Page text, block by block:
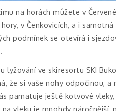
na horách můžete v
v Čenkovicích, a i
podmínek se otevírá i
lyžování ve skiresortu SKI
že si vaše nohy odpočinou,
pamatuje ještě kotvové
na vleku je mnohdy náročnější,